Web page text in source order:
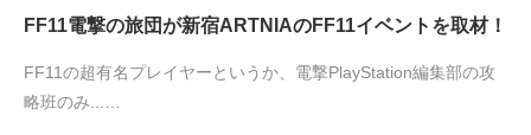
FF11電撃の旅団が新宿ARTNIAのFF11イベントを取材！
FF11の超有名プレイヤーというか、電撃PlayStation編集部の攻
略班のみ...…